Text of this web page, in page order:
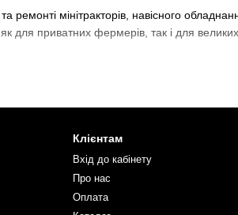
ремонті мінітракторів, навісного
як для приватних фермерів, так і для
отримати техніку в найкоротші терміни.
видів робіт
картоплесаджалки
Клієнтам
Вхід до кабінету
Про нас
Оплата